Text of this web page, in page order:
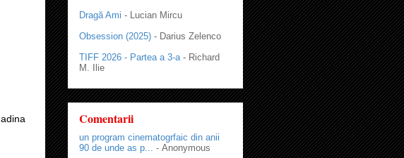
adina
Dragă Ami - Lucian Mircu
Obsession (2025) - Darius Zelenco
TIFF 2026 - Partea a 3-a - Richard
M. Ilie
Comentarii
un program cinematogrfaic din anii
90 de unde as p... - Anonymous